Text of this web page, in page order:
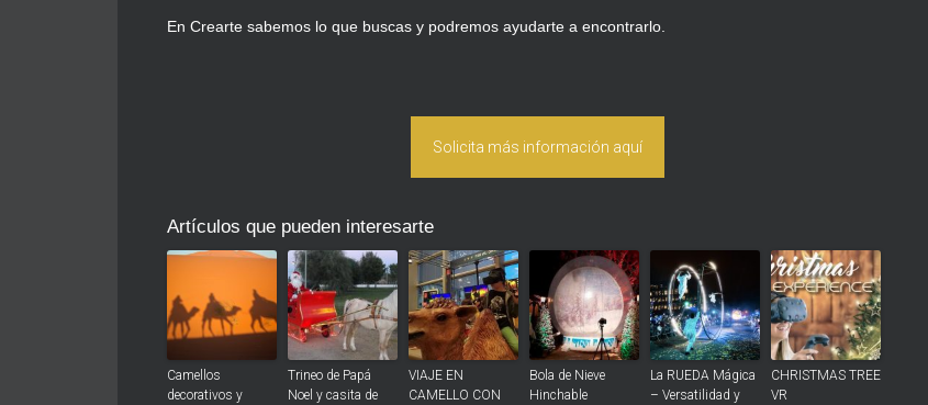
En Crearte sabemos lo que buscas y podremos ayudarte a encontrarlo.
Solicita más información aquí
Artículos que pueden interesarte
Camellos
decorativos y
Trineo de Papá
Noel y casita de
VIAJE EN
CAMELLO CON
Bola de Nieve
Hinchable
La RUEDA Mágica
– Versatilidad y
CHRISTMAS TREE
VR